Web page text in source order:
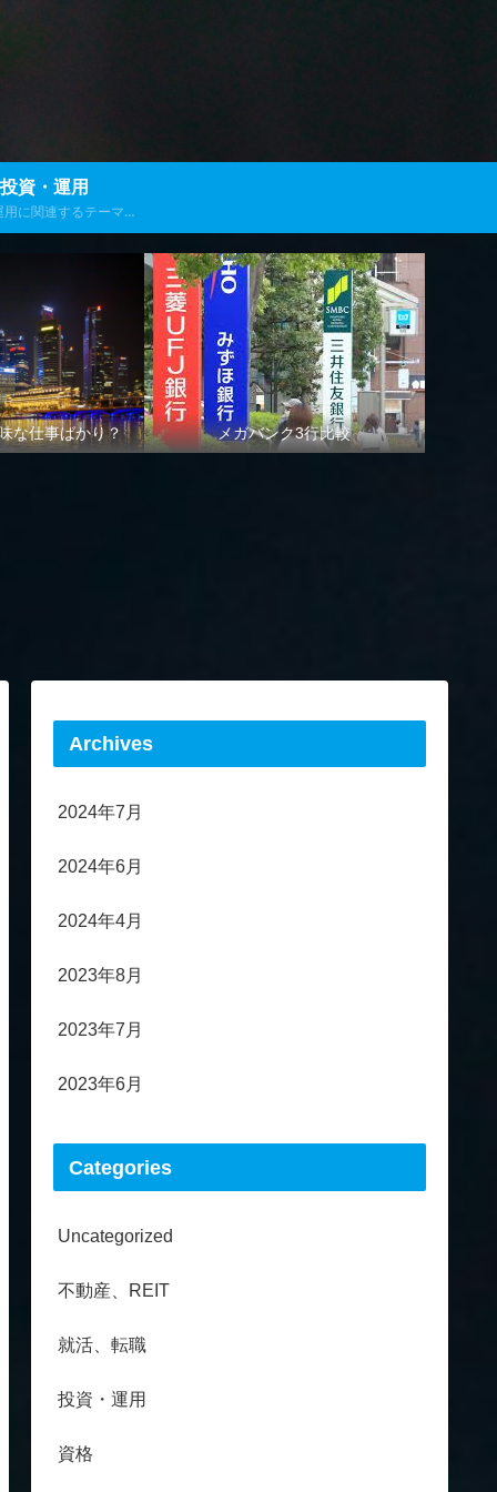
投資・運用
に関連するテーマで
発信します
な仕事ばかり？ メガバンク3行比較
Archives
2024年7月
2024年6月
2024年4月
2023年8月
2023年7月
2023年6月
Categories
Uncategorized
不動産、REIT
就活、転職
投資・運用
資格